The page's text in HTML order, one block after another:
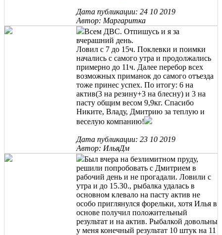
Дата публикации: 24 10 2019
Автор: Маргаритка
Всем ДВС. Отпишусь и я за
вчерашний день.
Ловил с 7 до 15ч. Поклевки и поимки
начались с самого утра и продолжались
примерно до 11ч. Далее перебор всех
возможных приманок до самого отъезда
тоже принес успех. По итогу: 6 на
актив(3 на резину+3 на блесну) и 3 на
пасту общим весом 9,9кг. Спасибо
Никите, Владу, Дмитрию за теплую и
веселую компанию!
Дата публикации: 23 10 2019
Автор: ИльяДм
Был вчера на безлимитном пруду,
решили попробовать с Дмитрием в
рабочий день и не прогадали. Ловили с
утра и до 15.30., рыбалка удалась в
основном клевало на пасту актив не
особо приглянулся форельки, хотя Илья в
основе получил положительный
результат и на актив. Рыбалкой довольны
у меня конечный результат 10 штук на 11